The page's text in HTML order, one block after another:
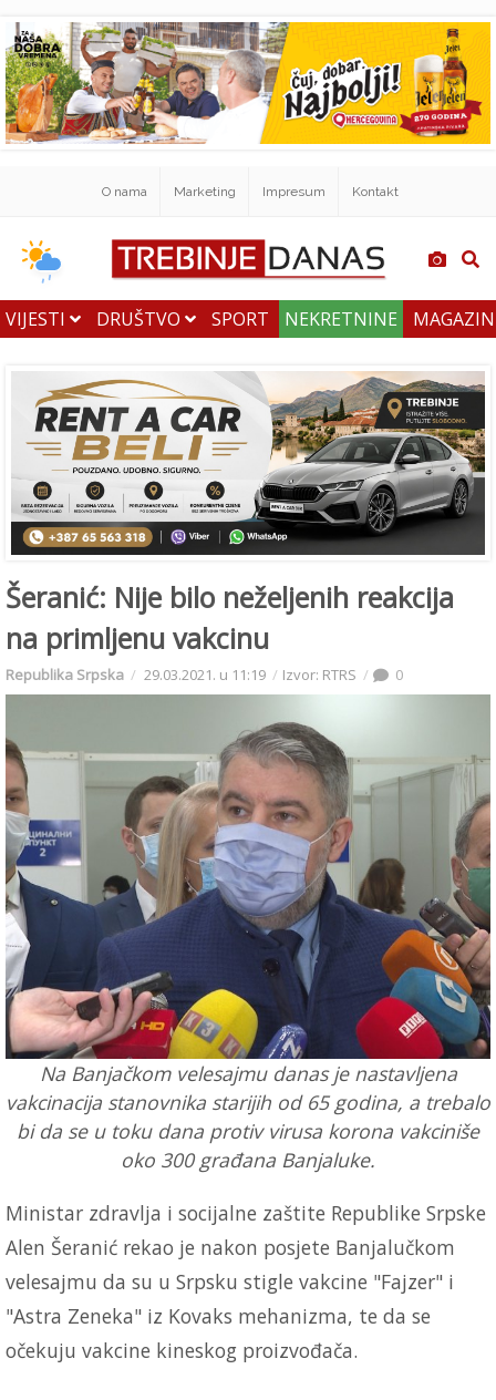
O nama Marketing Impresum Kontakt
VIJESTI DRUŠTVO SPORT NEKRETNINE
Šeranić: Nije bilo neželjenih reakcija
na primljenu vakcinu
Republika Srpska 29.03.2021. u 11:19 Izvor: RTRS 0
Na Banjačkom velesajmu danas je nastavljena
vakcinacija stanovnika starijih od 65 godina, a trebalo
bi da se u toku dana protiv virusa korona vakciniše
oko 300 građana Banjaluke.
Ministar zdravlja i socijalne zaštite Republike Srpske
Alen Šeranić rekao je nakon posjete Banjalučkom
velesajmu da su u Srpsku stigle vakcine "Fajzer" i
"Astra Zeneka" iz Kovaks mehanizma, te da se
očekuju vakcine kineskog proizvođača.